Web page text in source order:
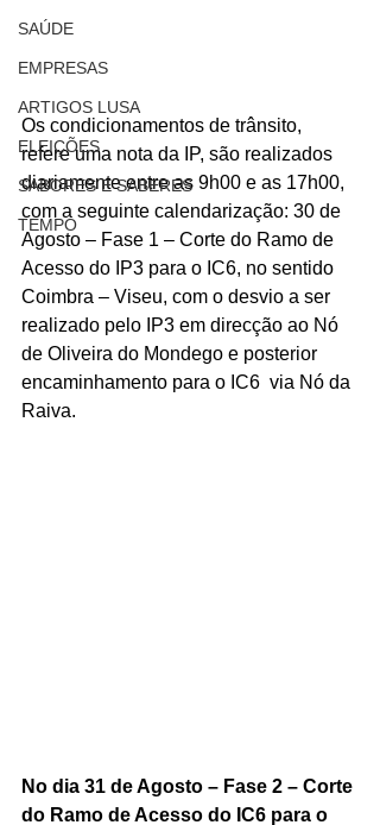
SAÚDE
EMPRESAS
ARTIGOS LUSA
ELEIÇÕES
SABORES E SABERES
TEMPO
Os condicionamentos de trânsito,
refere uma nota da IP, são realizados
diariamente entre as 9h00 e as 17h00,
com a seguinte calendarização: 30 de
Agosto – Fase 1 – Corte do Ramo de
Acesso do IP3 para o IC6, no sentido
Coimbra – Viseu, com o desvio a ser
realizado pelo IP3 em direcção ao Nó
de Oliveira do Mondego e posterior
encaminhamento para o IC6  via Nó da
Raiva.
No dia 31 de Agosto – Fase 2 – Corte
do Ramo de Acesso do IC6 para o